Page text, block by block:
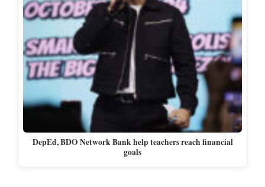
DepEd, BDO Network Bank help teachers reach financial
goals